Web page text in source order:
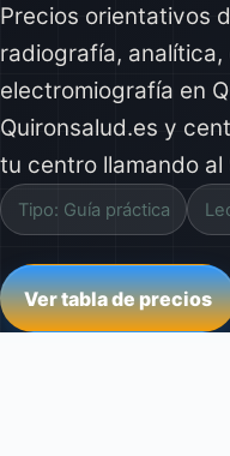
Precios orientativos
radiografía, analítica,
electromiografía en
Quironsalud.es y
tu centro llamando al
Tipo: Guía práctica
Ver tabla de precios